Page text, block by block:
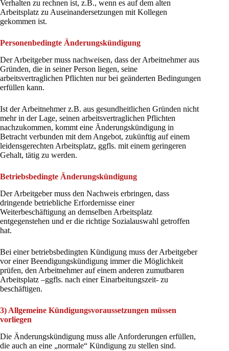
Verhalten zu rechnen ist, z.B., wenn es auf dem alten
Arbeitsplatz zu Auseinandersetzungen mit Kollegen
gekommen ist.
Personenbedingte Änderungskündigung
Der Arbeitgeber muss nachweisen, dass der Arbeitnehmer aus
Gründen, die in seiner Person liegen, seine
arbeitsvertraglichen Pflichten nur bei geänderten Bedingungen
erfüllen kann.
Ist der Arbeitnehmer z.B. aus gesundheitlichen Gründen nicht
mehr in der Lage, seinen arbeitsvertraglichen Pflichten
nachzukommen, kommt eine Änderungskündigung in
Betracht verbunden mit dem Angebot, zukünftig auf einem
leidensgerechten Arbeitsplatz, ggfls. mit einem geringeren
Gehalt, tätig zu werden.
Betriebsbedingte Änderungskündigung
Der Arbeitgeber muss den Nachweis erbringen, dass
dringende betriebliche Erfordernisse einer
Weiterbeschäftigung an demselben Arbeitsplatz
entgegenstehen und er die richtige Sozialauswahl getroffen
hat.
Bei einer betriebsbedingten Kündigung muss der Arbeitgeber
vor einer Beendigungskündigung immer die Möglichkeit
prüfen, den Arbeitnehmer auf einem anderen zumutbaren
Arbeitsplatz –ggfls. nach einer Einarbeitungszeit- zu
beschäftigen.
3) Allgemeine Kündigungsvoraussetzungen müssen
vorliegen
Die Änderungskündigung muss alle Anforderungen erfüllen,
die auch an eine „normale“ Kündigung zu stellen sind.